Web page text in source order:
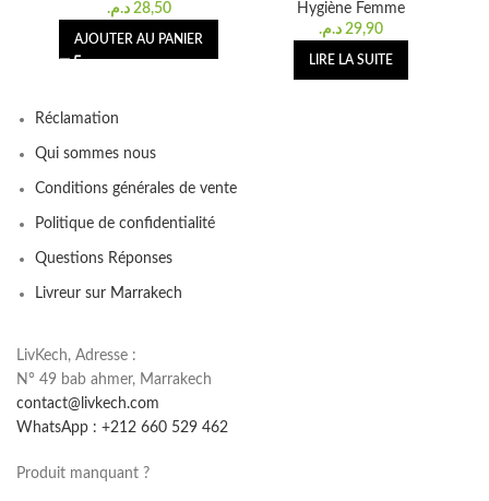
28,50 د.م.
AJOUTER AU PANIER
Hygiène Femme
29,90 د.م.
LIRE LA SUITE
Réclamation
Qui sommes nous
Conditions générales de vente
Politique de confidentialité
Questions Réponses
Livreur sur Marrakech
LivKech, Adresse :
N° 49 bab ahmer, Marrakech
contact@livkech.com
WhatsApp : +212 660 529 462
Produit manquant ?